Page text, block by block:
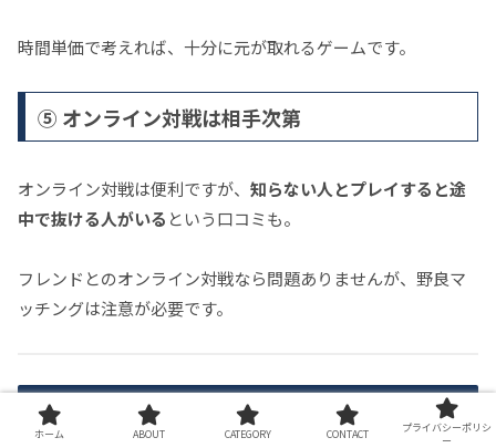
時間単価で考えれば、十分に元が取れるゲームです。
⑤ オンライン対戦は相手次第
オンライン対戦は便利ですが、 知らない人とプレイすると途
中で抜ける人がいる という口コミも。
フレンドとのオンライン対戦なら問題ありませんが、野良マ
ッチングは注意が必要です。
前作「桃鉄令和」との比較
ホーム ABOUT CATEGORY CONTACT
プライバシーポリシ
ー